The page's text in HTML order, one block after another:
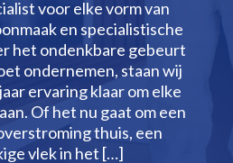
voor elke vorm van
en specialistische
het ondenkbare gebeurt
ondernemen, staan wij
ervaring klaar om elke
Of het nu gaat om een
thuis, een
vlek in het […]